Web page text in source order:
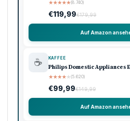
★★★★★(8.740)
€119,99€179,99
Auf Amazon
☕ KAFFEE
Philips Domestic Appliances
★★★★★(5.620)
€99,99€149,99
Auf Amazon